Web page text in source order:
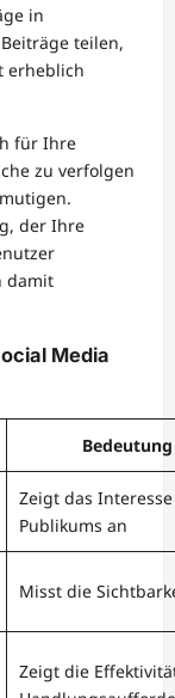
in
teilen,
erheblich
für Ihre
zu verfolgen
der Ihre
damit
Media
Bedeutung
Zeigt das
Publikums an
Misst die
Zeigt die